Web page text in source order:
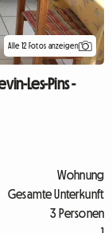
Alle 12 Fotos anzeigen
Les-Pins -
Wohnung
Gesamte Unterkunft
3 Personen